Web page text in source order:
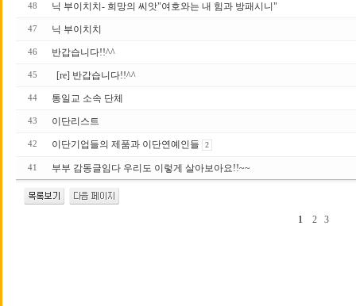
48 닉 부이치치- 희망의 씨앗"여호와는 내 힘과 방패시니"
47 닉 부이치치
46 반갑습니다!!^^
45 [re] 반갑습니다!!^^
44 통일교 소속 단체
43 이단리스트
42 이단기업들의 제품과 이단연예인들 2
41 부부 감동글임다 우리도 이렇게 살아보아요!!~~
1 2 3